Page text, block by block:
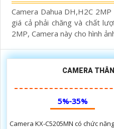
Camera Dahua DH,H2C
giá cả phải chăng và chất
2MP, Camera này cho hình
CAMERA
5%-35%
Camera KX-C5205MN có chức